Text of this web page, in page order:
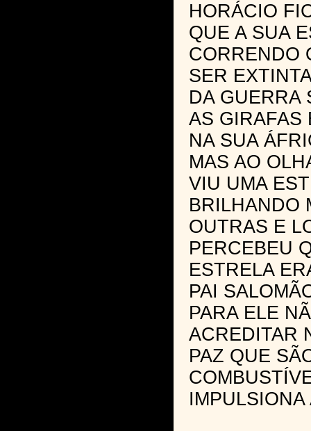
HORÁCIO
QUE A SUA
CORRENDO
SER
DA GUERRA
AS GIRAFAS
NA SUA
MAS AO
VIU UMA
BRILHANDO
OUTRAS E
PERCEBEU
ESTRELA
PAI
PARA ELE
ACREDITAR
PAZ QUE
IMPULSIONA